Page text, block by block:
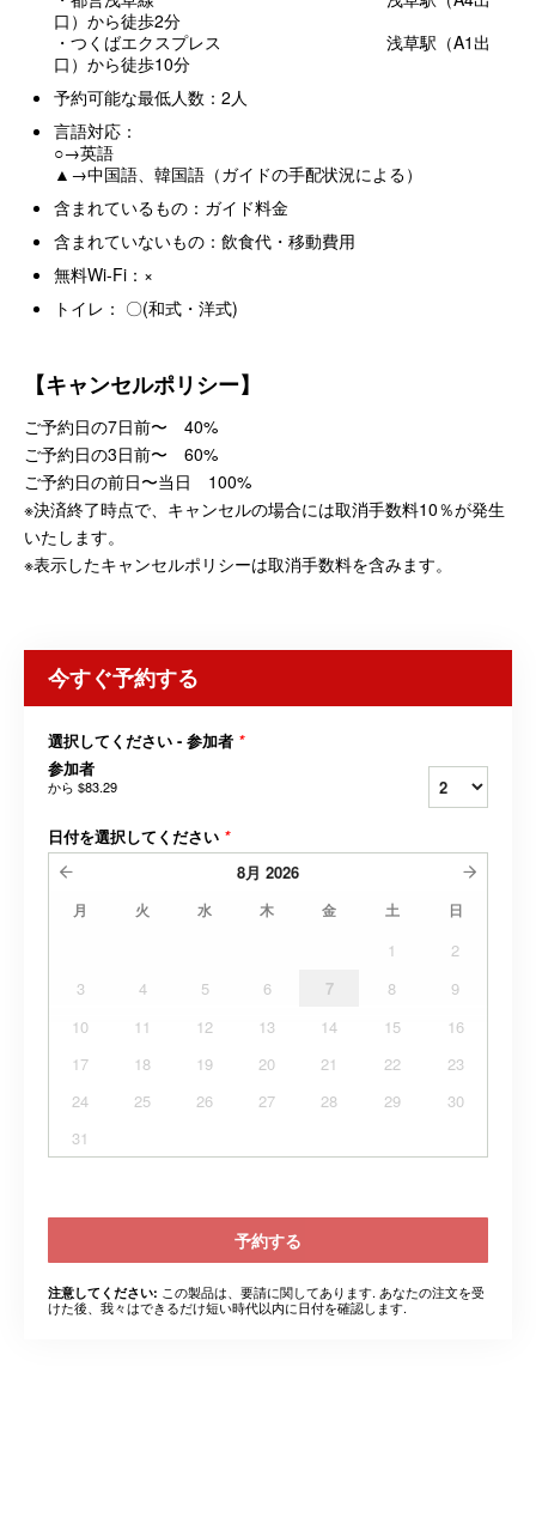
口）から徒歩2分
・つくばエクスプレス 浅草駅（A1出
口）から徒歩10分
予約可能な最低人数：2人
言語対応：
○→英語
▲→中国語、韓国語（ガイドの手配状況による）
含まれているもの：ガイド料金
含まれていないもの：飲食代・移動費用
無料Wi-Fi：×
トイレ： 〇(和式・洋式)
【キャンセルポリシー】
ご予約日の7日前〜 40%
ご予約日の3日前〜 60%
ご予約日の前日〜当日 100%
※決済終了時点で、キャンセルの場合には取消手数料10％が発生
いたします。
※表示したキャンセルポリシーは取消手数料を含みます。
今すぐ予約する
選択してください - 参加者 *
参加者
から $83.29
日付を選択してください *
8月 2026
月 火 水 木 金 土 日
1
2
3
4 5 6 7 8
9
10
11 12 13 14 15
16
17
18 19 20 21 22
23
24
25 26 27 28 29
30
31
予約する
注意してください: この製品は、要請に関してあります. あなたの注文を受
けた後、我々はできるだけ短い時代以内に日付を確認します.